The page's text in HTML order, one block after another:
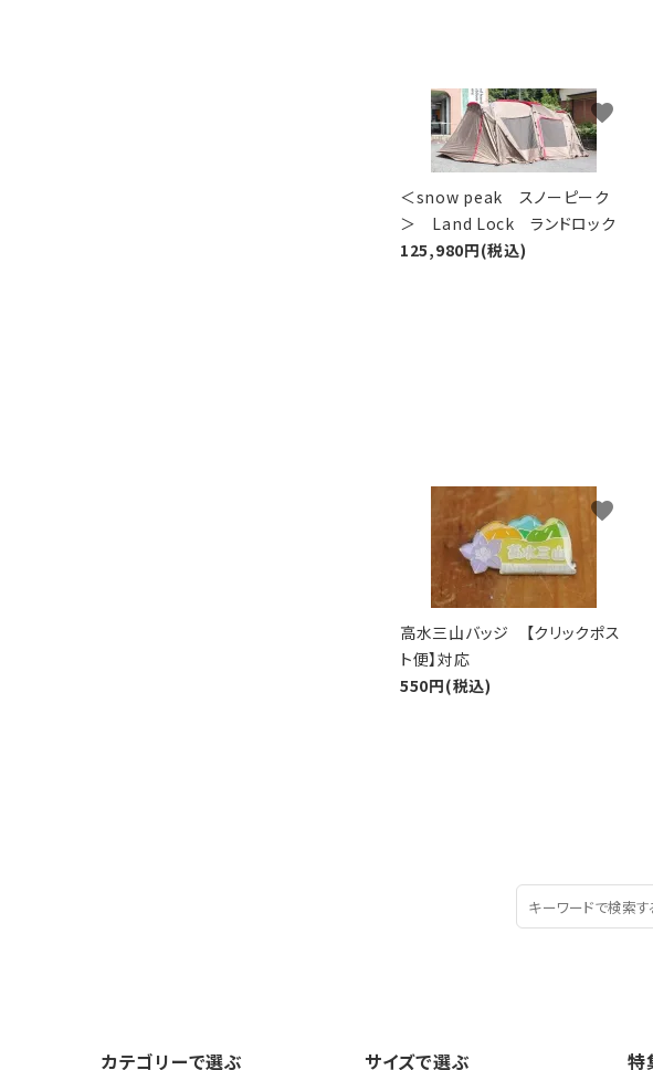
＜snow peak スノーピーク
＞ Land Lock ランドロック
125,980円(税込)
favorite
高水三山バッジ 【クリックポス
ト便】対応
550円(税込)
favorite
カテゴリーで選ぶ サイズで選ぶ 特